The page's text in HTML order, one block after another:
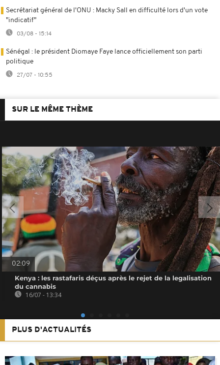
Secrétariat général de l'ONU : Macky Sall en difficulté lors d'un vote
"indicatif"
03/08 - 15:14
Sénégal : le président Diomaye Faye lance officiellement son parti
politique
27/07 - 10:55
SUR LE MÊME THÈME
02:09
Kenya : les rastafaris déçus après le rejet de la legalisation
du cannabis
16/07 - 13:34
PLUS D'ACTUALITÉS